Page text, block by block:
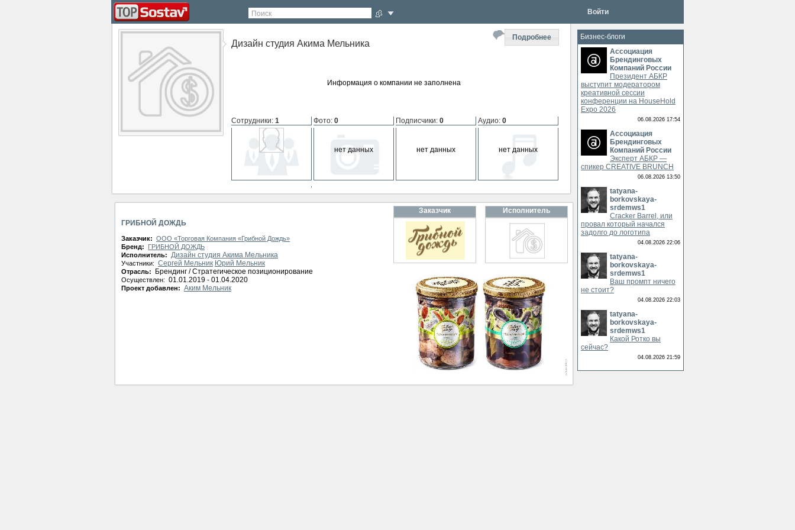
Поиск Войти
Подробнее
Дизайн студия Акима Мельника
Информация о компании не заполнена
Сотрудники: 1 Фото: 0
нет данных
Подписчики: 0
нет данных
Аудио: 0
нет данных
ГРИБНОЙ ДОЖДЬ
Заказчик: ООО «Торговая Компания «Грибной Дождь»
Бренд:
ГРИБНОЙ ДОЖДЬ
Исполнитель: Дизайн студия Акима Мельника
Участники: Сергей Мельник Юрий Мельник
Отрасль: Брендинг / Стратегическое позиционирование
Осуществлен: 01.01.2019 - 01.04.2020
Проект добавлен: Aким Мельник
Заказчик Исполнитель
Бизнес-блоги
Ассоциация
Брендинговых
Компаний России
Президент АБКР
выступит модератором
креативной сессии
конференции на HouseHold
Expo 2026
06.08.2026 17:54
Ассоциация
Брендинговых
Компаний России
Эксперт АБКР —
спикер CREATIVE BRUNCH
06.08.2026 13:50
tatyana-
borkovskaya-
srdemws1
Cracker Barrel, или
провал который начался
задолго до логотипа
04.08.2026 22:06
tatyana-
borkovskaya-
srdemws1
Ваш промпт ничего
не стоит?
04.08.2026 22:03
tatyana-
borkovskaya-
srdemws1
Какой Ротко вы
сейчас?
04.08.2026 21:59